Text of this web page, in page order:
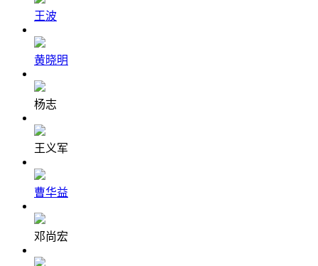
王波
黄晓明
杨志
王义军
曹华益
邓尚宏